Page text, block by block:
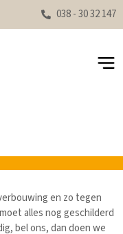
038 - 30 32 147
en zo tegen
alles nog geschilderd
bel ons, dan doen we